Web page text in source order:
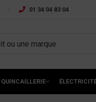
01 34 04 83 04
QUINCAILLERIE